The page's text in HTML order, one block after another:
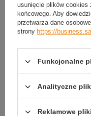
Bezpieczne zakupy
odbioru
usunięcie plików cookies
końcowego. Aby
przetwarza dane
strony https://
Funkcjonalne
Analityczne
Reklamowe